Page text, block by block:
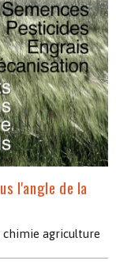
l'angle de la
chimie agriculture